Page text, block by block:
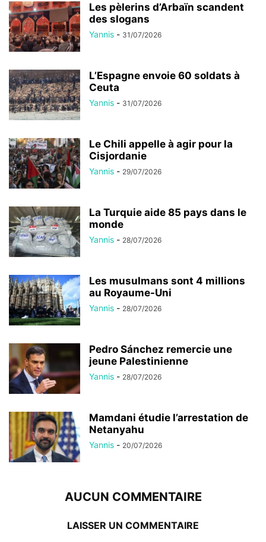
Les pèlerins d’Arbaïn scandent
des slogans
Yannis - 31/07/2026
L’Espagne envoie 60 soldats à
Ceuta
Yannis - 31/07/2026
Le Chili appelle à agir pour la
Cisjordanie
Yannis - 29/07/2026
La Turquie aide 85 pays dans le
monde
Yannis - 28/07/2026
Les musulmans sont 4 millions
au Royaume-Uni
Yannis - 28/07/2026
Pedro Sánchez remercie une
jeune Palestinienne
Yannis - 28/07/2026
Mamdani étudie l’arrestation de
Netanyahu
Yannis - 20/07/2026
AUCUN COMMENTAIRE
LAISSER UN COMMENTAIRE